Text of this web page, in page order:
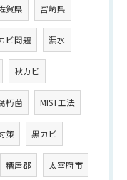
賀県 宮崎県
ビ問題 漏水
秋カビ
朽菌 MIST工法
策 黒カビ
糟屋郡 太宰府市